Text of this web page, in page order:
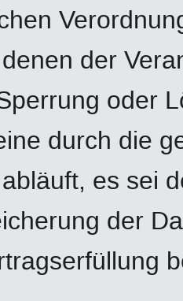
der
oder
durch die
es sei
der